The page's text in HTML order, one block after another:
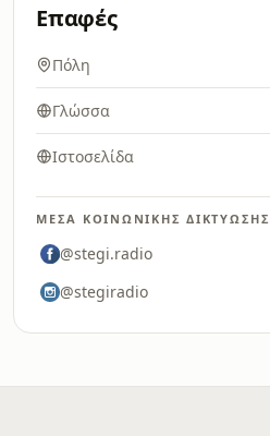
Επαφές
Πόλη
Γλώσσα
Ιστοσελίδα
ΜΈΣΑ ΚΟΙΝΩΝΙΚΉΣ ΔΙΚΤΎΩΣΗΣ
@stegi.radio
@stegiradio